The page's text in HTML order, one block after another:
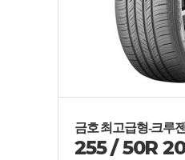
금호 최고급형-크루
255/50R 20